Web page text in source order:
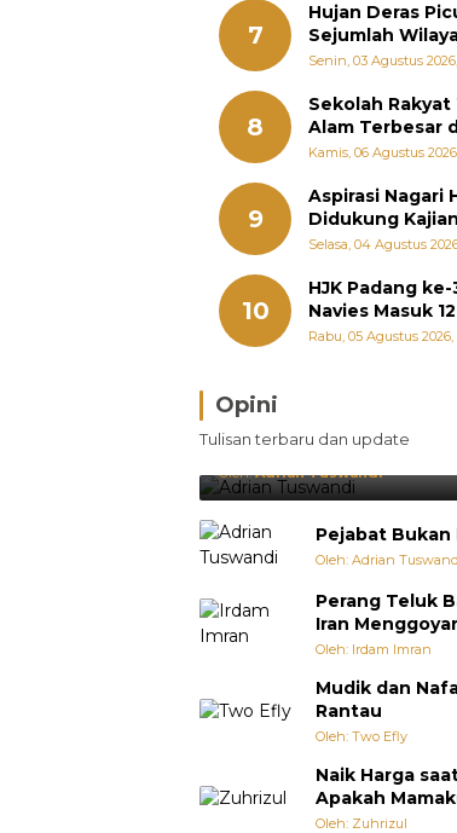
7
Hujan Deras
Sejumlah
Fadly Amran
Senin, 03 Agustus
8
Sekolah
Alam Terbesar
Kamis, 06 Agustus
9
Aspirasi Nagari
Didukung
Zigo Rolanda:
Kementerian
Selasa, 04 Agustus
10
HJK Padang
Navies Masuk
Masyarakat
Rabu, 05 Agustus
Opini
Tulisan terbaru dan update
Brasil Lebih Diunggulkan,
Jepang Selalu Punya Cara
Kejutan
Oleh:Adrian Tuswandi
Pejabat Bukan
Oleh: Adrian
Perang Teluk
Iran
AS dari Dalam
Oleh: Irdam Imran
Mudik dan
Rantau
Oleh: Two Efly
Naik Harga
Apakah
Oleh: Zuhrizul